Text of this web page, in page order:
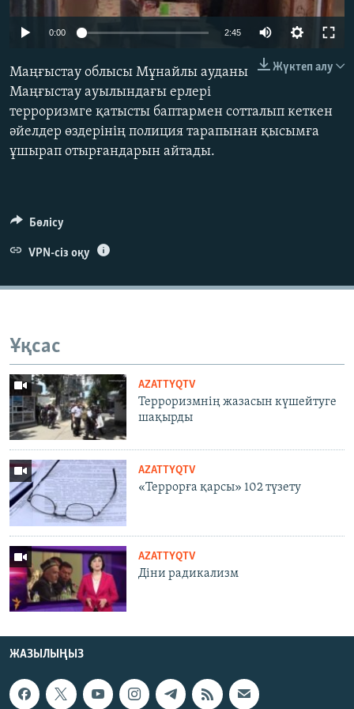
Басқа тілдерде
0:00 2:45
Жүктеп алу
Маңғыстау облысы Мұнайлы ауданы
Маңғыстау ауылындағы ерлері
терроризмге қатысты баптармен сотталып кеткен
әйелдер өздерінің полиция тарапынан қысымға
ұшырап отырғандарын айтады.
Бөлісу
VPN-сіз оқу
Ұқсас
AZATTYQTV
Терроризмнің жазасын күшейтуге
шақырды
AZATTYQTV
«Террорға қарсы» 102 түзету
AZATTYQTV
Діни радикализм
ЖАЗЫЛЫҢЫЗ